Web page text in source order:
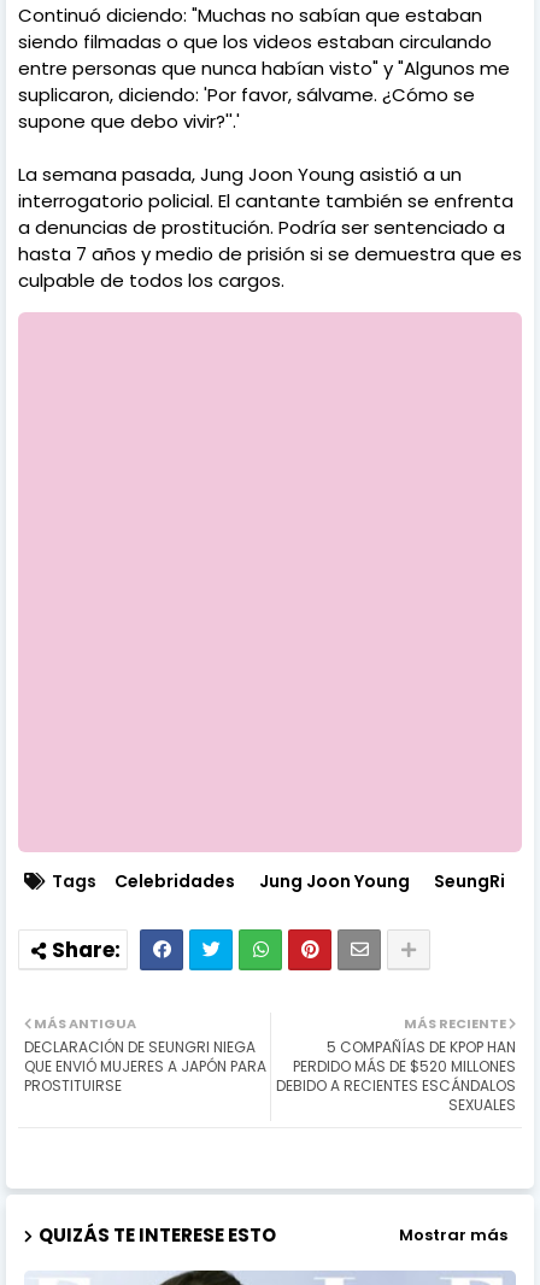
Continuó diciendo: "Muchas no sabían que estaban
siendo filmadas o que los videos estaban circulando
entre personas que nunca habían visto" y "Algunos me
suplicaron, diciendo: 'Por favor, sálvame. ¿Cómo se
supone que debo vivir?''.'
La semana pasada, Jung Joon Young asistió a un
interrogatorio policial. El cantante también se enfrenta
a denuncias de prostitución. Podría ser sentenciado a
hasta 7 años y medio de prisión si se demuestra que es
culpable de todos los cargos.
Tags Celebridades Jung Joon Young SeungRi
MÁS RECIENTE
5 COMPAÑÍAS DE KPOP HAN
PERDIDO MÁS DE $520 MILLONES
DEBIDO A RECIENTES ESCÁNDALOS
SEXUALES
MÁS ANTIGUA
DECLARACIÓN DE SEUNGRI NIEGA
QUE ENVIÓ MUJERES A JAPÓN PARA
PROSTITUIRSE
QUIZÁS TE INTERESE ESTO Mostrar más